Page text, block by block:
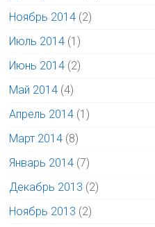
Ноябрь 2014 (2)
Июль 2014 (1)
Июнь 2014 (2)
Май 2014 (4)
Апрель 2014 (1)
Март 2014 (8)
Январь 2014 (7)
Декабрь 2013 (2)
Ноябрь 2013 (2)